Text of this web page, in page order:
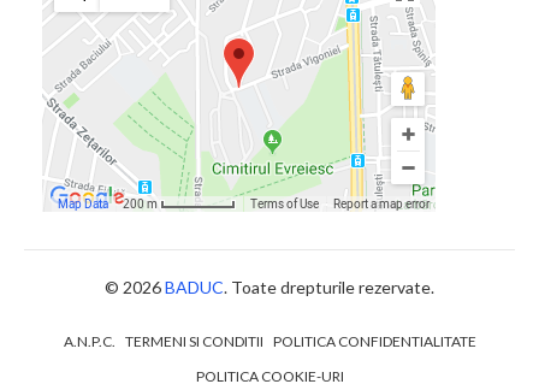
© 2026BADUC. Toate drepturile rezervate.
A.N.P.C. TERMENI SI CONDITII POLITICA CONFIDENTIALITATE
POLITICA COOKIE-URI